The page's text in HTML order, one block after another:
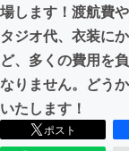
場します！渡航費
タジオ代、衣装に
ど、多くの費用を
なりません。どう
いたします！
ポスト